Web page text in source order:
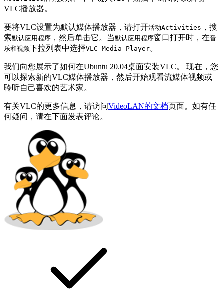
VLC播放器。
要将VLC设置为默认媒体播放器，请打开活动Activities ，搜
索默认应用程序 ，然后单击它。当默认应用程序窗口打开时，在音
乐和视频下拉列表中选择VLC Media Player。
我们向您展示了如何在Ubuntu 20.04桌面安装VLC。 现在，您
可以探索新的VLC媒体播放器，然后开始观看流媒体视频或
聆听自己喜欢的艺术家。
有关VLC的更多信息，请访问VideoLAN的文档页面。如有任
何疑问，请在下面发表评论。